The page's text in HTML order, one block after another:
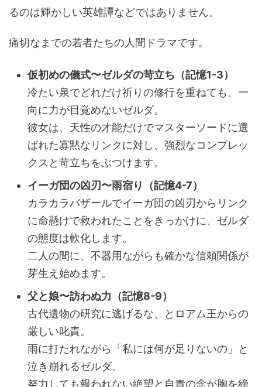
るのは輝かしい英雄譚などではありません。
痛切なまでの若者たちの人間ドラマです。
仮初めの儀式〜ゼルダの苛立ち（記憶1-3）
冷たい泉でどれだけ祈りの修行を重ねても、一
向に力が目覚めないゼルダ。
彼女は、天性の才能だけでマスターソードに選
ばれた寡黙なリンクに対し、強烈なコンプレッ
クスと苛立ちをぶつけます。
イーガ団の凶刃〜雨宿り（記憶4-7）
カラカラバザールでイーガ団の凶刃からリンク
に命懸けで救われたことをきっかけに、ゼルダ
の態度は軟化します。
二人の間に、不器用ながらも確かな信頼関係が
芽生え始めます。
父と娘〜訪わぬ力（記憶8-9）
古代遺物の研究に逃げるな、とロアム王からの
厳しい叱責。
雨に打たれながら「私には何が足りないの」と
泣き崩れるゼルダ。
努力しても報われない絶望と自責の念が胸を締